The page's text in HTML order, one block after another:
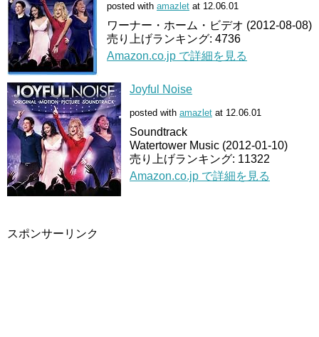
posted with amazlet at 12.06.01
ワーナー・ホーム・ビデオ (2012-08-08)
売り上げランキング: 4736
Amazon.co.jp で詳細を見る
Joyful Noise
posted with amazlet at 12.06.01
Soundtrack
Watertower Music (2012-01-10)
売り上げランキング: 11322
Amazon.co.jp で詳細を見る
スポンサーリンク